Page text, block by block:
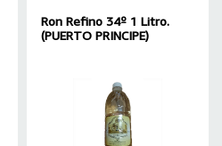
Ron Refino 34º 1 Litro.
(PUERTO PRINCIPE)